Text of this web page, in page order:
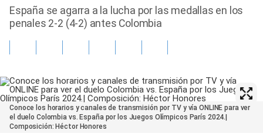
Vida Laboral
España se agarra a la lucha por las medallas en los
penales 2-2 (4-2) antes Colombia
Conoce los horarios y canales de transmisión por TV y vía ONLINE para ver
el duelo Colombia vs. España por los Juegos Olímpicos París 2024.|
Composición: Héctor Honores